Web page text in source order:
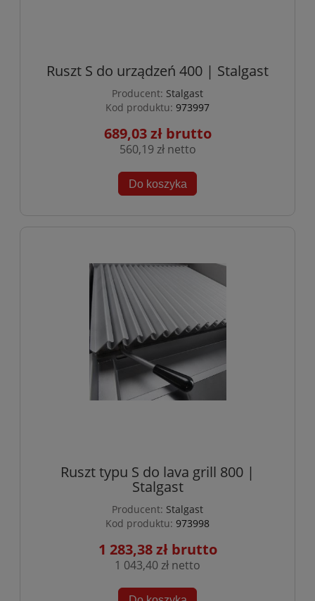
Ruszt S do urządzeń 400 | Stalgast
Producent: Stalgast
Kod produktu: 973997
689,03 zł
560,19 zł
Do koszyka
Ruszt typu S do lava grill 800 |
Stalgast
Producent: Stalgast
Kod produktu: 973998
1 283,38 zł
1 043,40 zł